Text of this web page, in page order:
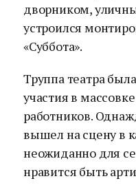
дворником,
устроился
«Суббота».
Труппа театра
участия в
работников.
вышел на сцену в
неожиданно для
нравится быть